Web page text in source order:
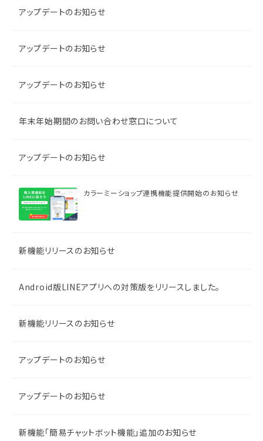
アップデートのお知らせ
アップデートのお知らせ
アップデートのお知らせ
年末年始期間のお問い合わせ窓口について
アップデートのお知らせ
カラーミーショップ連携機能提供開始のお知らせ
新機能リリースのお知らせ
Android版LINEアプリへの対策版をリリースしました。
新機能リリースのお知らせ
アップデートのお知らせ
アップデートのお知らせ
新機能「簡易チャットボット機能」追加のお知らせ